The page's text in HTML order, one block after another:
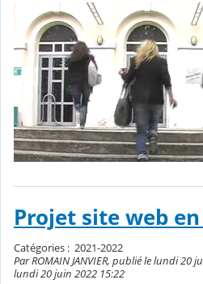
Projet site web en
Catégories : 2021-2022
Par ROMAIN JANVIER, publié le lundi 20
lundi 20 juin 2022 15:22